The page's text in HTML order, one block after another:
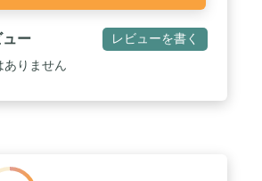
ー レビューを書く
ありません